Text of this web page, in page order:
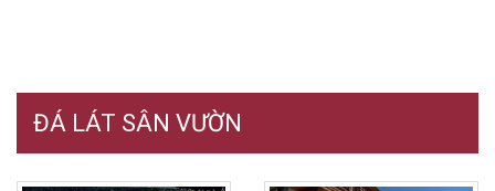
ĐÁ LÁT SÂN VƯỜN